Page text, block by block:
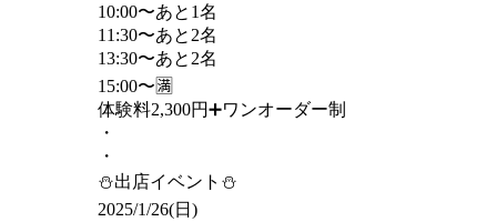
10:00〜あと1名
11:30〜あと2名
13:30〜あと2名
15:00〜🈵
体験料2,300円➕ワンオーダー制
・
・
⛄️出店イベント⛄️
2025/1/26(日)